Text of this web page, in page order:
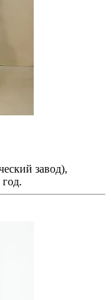
завод),